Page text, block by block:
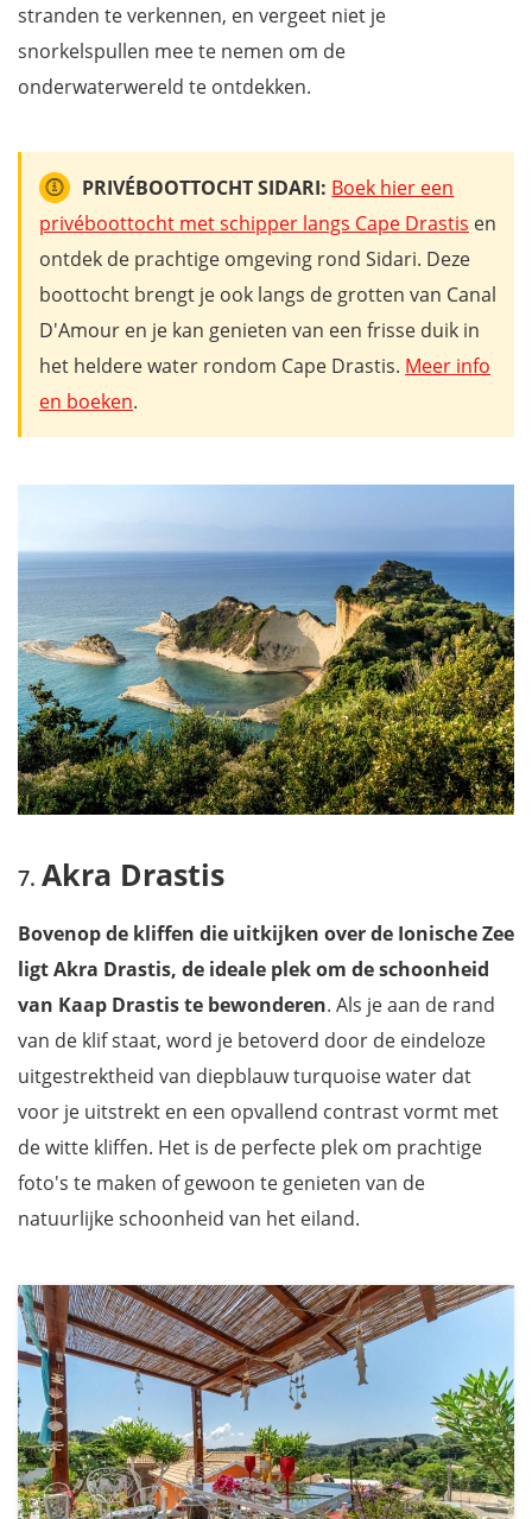
stranden te verkennen, en vergeet niet je
snorkelspullen mee te nemen om de
onderwaterwereld te ontdekken.
PRIVÉBOOTTOCHT SIDARI: Boek hier een
privéboottocht met schipper langs Cape Drastis en
ontdek de prachtige omgeving rond Sidari. Deze
boottocht brengt je ook langs de grotten van Canal
D'Amour en je kan genieten van een frisse duik in
het heldere water rondom Cape Drastis. Meer info
en boeken.
Akra Drastis
Bovenop de kliffen die uitkijken over de Ionische Zee
ligt Akra Drastis, de ideale plek om de schoonheid
van Kaap Drastis te bewonderen. Als je aan de rand
van de klif staat, word je betoverd door de eindeloze
uitgestrektheid van diepblauw turquoise water dat
voor je uitstrekt en een opvallend contrast vormt met
de witte kliffen. Het is de perfecte plek om prachtige
foto's te maken of gewoon te genieten van de
natuurlijke schoonheid van het eiland.